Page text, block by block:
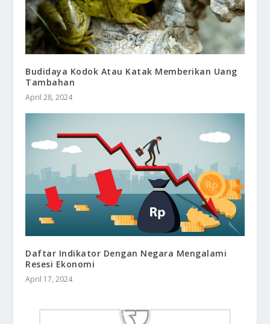
Budidaya Kodok Atau Katak Memberikan Uang
Tambahan
April 28, 2024
Daftar Indikator Dengan Negara Mengalami
Resesi Ekonomi
April 17, 2024